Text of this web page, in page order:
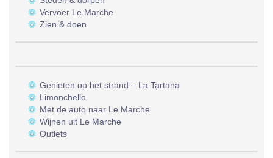
Vervoer Le Marche
Zien & doen
Genieten op het strand – La Tartana
Limonchello
Met de auto naar Le Marche
Wijnen uit Le Marche
Outlets